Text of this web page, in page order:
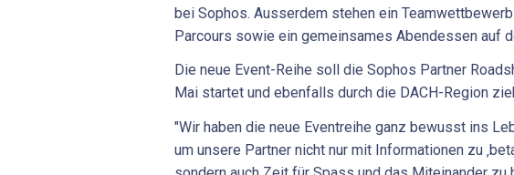
bei Sophos. Ausserdem stehen ein
Parcours sowie ein gemeinsames Abendessen auf
Die neue Event-Reihe soll die Sophos Partner
Mai startet und ebenfalls durch die DACH-Region
"Wir haben die neue Eventreihe ganz bewusst ins
um unsere Partner nicht nur mit Informationen zu